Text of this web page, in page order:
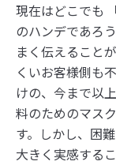
現在はどこでも
のハンデであろ
まく伝えること
くいお客様側も
けの、今まで以
料のためのマス
す。しかし、困
大きく実感する